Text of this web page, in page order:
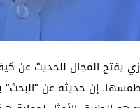
يفتح المجال للحديث عن
إن حديثه عن